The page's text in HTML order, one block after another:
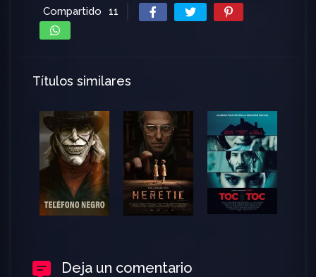
Compartido 11
Títulos similares
Deja un comentario